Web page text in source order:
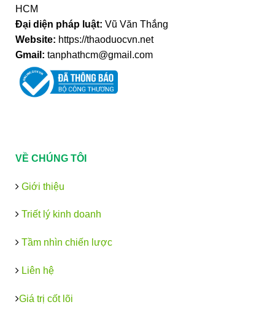
HCM
Đại diện pháp luật: Vũ Văn Thắng
Website: https://thaoduocvn.net
Gmail: tanphathcm@gmail.com
VỀ CHÚNG TÔI
Giới thiệu
Triết lý kinh doanh
Tầm nhìn chiến lược
Liên hệ
Giá trị cốt lõi